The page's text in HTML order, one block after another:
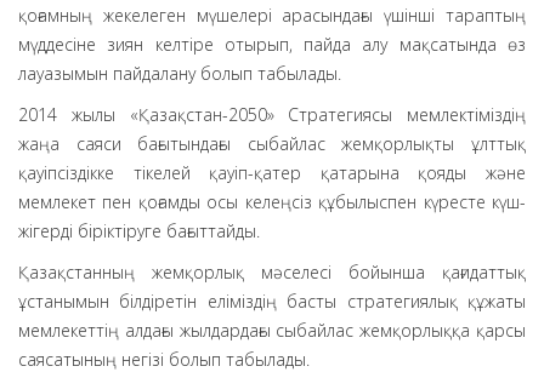
қоғамның жекелеген мүшелері арасындағы үшінші тараптың
мүддесіне зиян келтіре отырып, пайда алу мақсатында өз
лауазымын пайдалану болып табылады.
2014 жылы «Қазақстан-2050» Стратегиясы мемлектіміздің
жаңа саяси бағытындағы сыбайлас жемқорлықты ұлттық
қауіпсіздікке тікелей қауіп-қатер қатарына қояды және
мемлекет пен қоғамды осы келеңсіз құбылыспен күресте күш-
жігерді біріктіруге бағыттайды.
Қазақстанның жемқорлық мәселесі бойынша қағидаттық
ұстанымын білдіретін еліміздің басты стратегиялық құжаты
мемлекеттің алдағы жылдардағы сыбайлас жемқорлыққа қарсы
саясатының негізі болып табылады.